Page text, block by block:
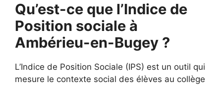
Qu’est-ce que l’Indice de
Position sociale à
Ambérieu-en-Bugey ?
L’Indice de Position Sociale (IPS) est un outil qui
mesure le contexte social des élèves au collège